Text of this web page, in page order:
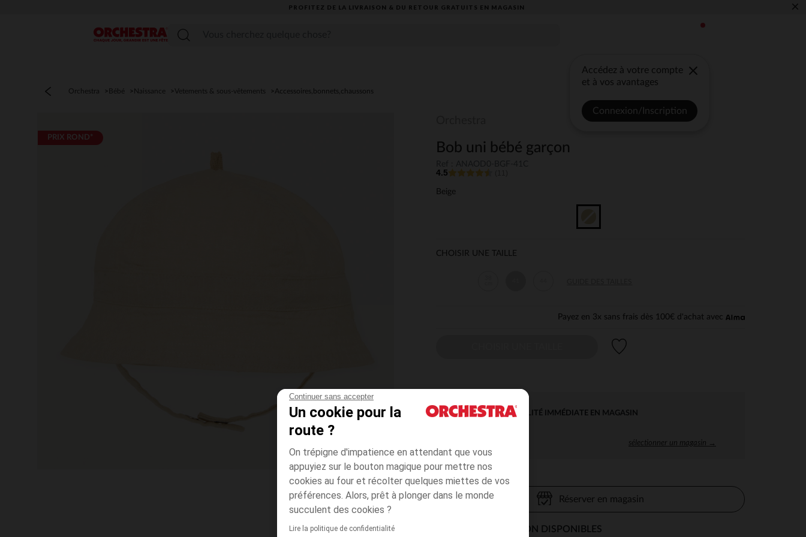
Continuer sans accepter
Un cookie pour la
route ?
On trépigne d'impatience en attendant que vous
appuyiez sur le bouton magique pour mettre nos
cookies au four et récolter quelques miettes de vos
préférences. Alors, prêt à plonger dans le monde
succulent des cookies ?
Lire la politique de confidentialité
PROFITEZ DE LA LIVRAISON & DU RETOUR GRATUITS EN MAGASIN​ ×
Menu
Accédez à votre compte
et à vos avantages
Connexion/Inscription
Orchestra Bébé Naissance Vetements & sous-vêtements Accessoires,bonnets,chaussons
PRIX ROND*
Bob uni bébé garçon
4.5
Beige
CHOISIR UNE TAILLE
Payez en 3x sans frais dès 100€ d'achat avec
DISPONIBILITÉ IMMÉDIATE EN MAGASIN
sélectionner un magasin →
Réserver en magasin
MODES DE LIVRAISON DISPONIBLES